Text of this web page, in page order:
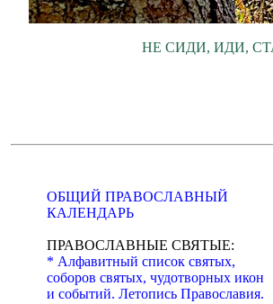
НЕ СИДИ, ИДИ,
ОБЩИЙ ПРАВОСЛАВНЫЙ
КАЛЕНДАРЬ
ПРАВОСЛАВНЫЕ СВЯТЫЕ:
* Алфавитный список святых,
соборов святых, чудотворных икон
и событий. Летопись Православия.